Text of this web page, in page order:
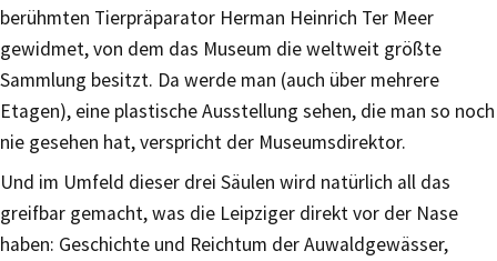
berühmten Tierpräparator Herman Heinrich Ter Meer
gewidmet, von dem das Museum die weltweit größte
Sammlung besitzt. Da werde man (auch über mehrere
Etagen), eine plastische Ausstellung sehen, die man so noch
nie gesehen hat, verspricht der Museumsdirektor.
Und im Umfeld dieser drei Säulen wird natürlich all das
greifbar gemacht, was die Leipziger direkt vor der Nase
haben: Geschichte und Reichtum der Auwaldgewässer,